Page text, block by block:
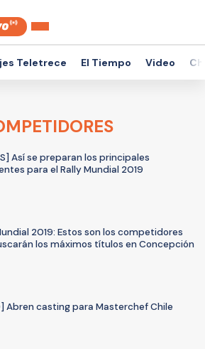
Teletrece El Tiempo Video
Así se preparan los principales
para el Rally Mundial 2019
2019: Estos son los competidores
los máximos títulos en Concepción
Abren casting para Masterchef Chile